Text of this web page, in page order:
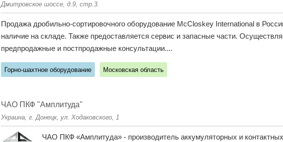
Дмитровское шоссе, д.9, стр.3.
Продажа дробильно-сортировочного оборудование McCloskey International в
наличие на складе. Также предоставляется сервис и запасные части.
предпродажные и постпродажные консультации....
Горно-шахтное оборудование Московская область
ЧАО ПКФ "Амплитуда"
Украина, г. Донецк, ул. Ходаковского, 1
ЧАО ПКФ «Амплитуда» - производитель аккумуляторных и контактных